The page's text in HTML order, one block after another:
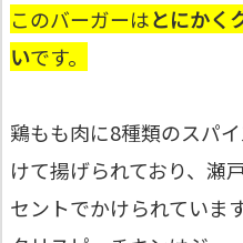
このバーガーはとにかく
いです。
鶏もも肉に8種類のスパ
けて揚げられており、瀬
セントでかけられています